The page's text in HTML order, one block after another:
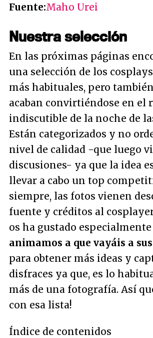
Fuente:Maho Urei
Nuestra selección
En las próximas páginas
una selección de los
más habituales, pero
acaban convirtiéndose en el
indiscutible de la noche de
Están categorizados y no
nivel de calidad -que luego
discusiones- ya que la idea
llevar a cabo un top
siempre, las fotos vienen
fuente y créditos al
os ha gustado
animamos a que vayáis a
para obtener más ideas y
disfraces ya que, es lo
más de una fotografía. Así
con esa lista!
Índice de contenidos